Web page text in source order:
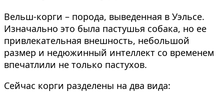
Вельш-корги – порода, выведенная в Уэльсе.
Изначально это была пастушья собака, но ее
привлекательная внешность, небольшой
размер и недюжинный интеллект со временем
впечатлили не только пастухов.
Сейчас корги разделены на два вида: